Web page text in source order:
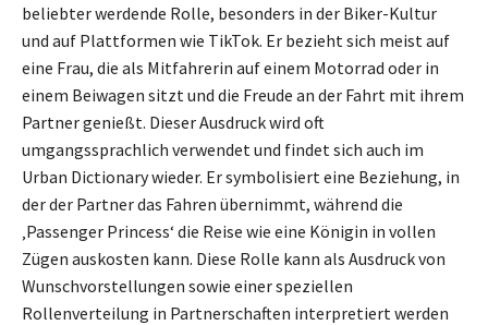
beliebter werdende Rolle, besonders in der Biker-Kultur
und auf Plattformen wie TikTok. Er bezieht sich meist auf
eine Frau, die als Mitfahrerin auf einem Motorrad oder in
einem Beiwagen sitzt und die Freude an der Fahrt mit ihrem
Partner genießt. Dieser Ausdruck wird oft
umgangssprachlich verwendet und findet sich auch im
Urban Dictionary wieder. Er symbolisiert eine Beziehung, in
der der Partner das Fahren übernimmt, während die
‚Passenger Princess‘ die Reise wie eine Königin in vollen
Zügen auskosten kann. Diese Rolle kann als Ausdruck von
Wunschvorstellungen sowie einer speziellen
Rollenverteilung in Partnerschaften interpretiert werden